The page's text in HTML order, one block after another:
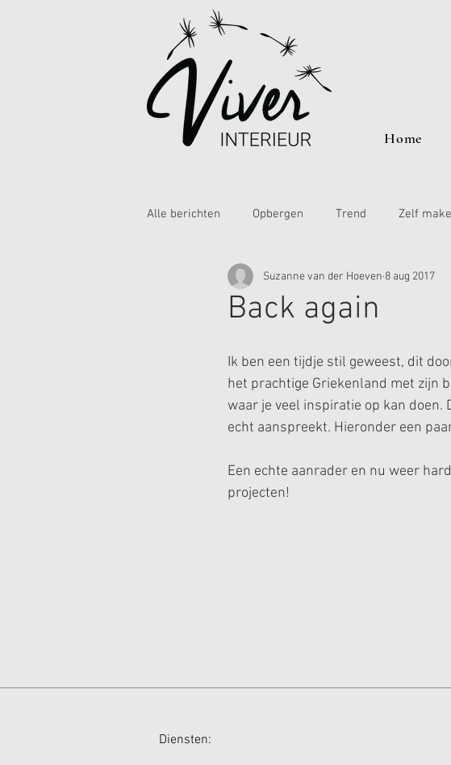
Home
Alle berichten Opbergen Trend Zelf
Back again
Suzanne van der Hoeven 8 aug 2017
Ik ben een tijdje stil geweest, dit
het prachtige Griekenland met zijn
waar je veel inspiratie op kan
echt aanspreekt. Hieronder een
Een echte aanrader en nu weer
projecten!
Diensten: